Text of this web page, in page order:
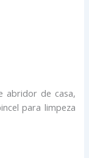
abridor de casa,
para limpeza